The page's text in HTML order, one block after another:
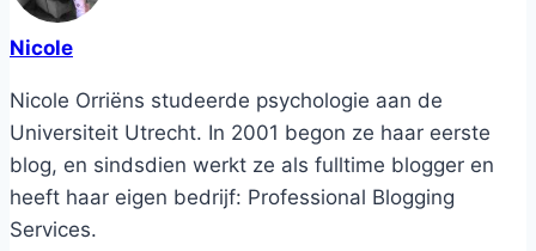
Nicole
Nicole Orriëns studeerde psychologie aan de
Universiteit Utrecht. In 2001 begon ze haar eerste
blog, en sindsdien werkt ze als fulltime blogger en
heeft haar eigen bedrijf: Professional Blogging
Services.